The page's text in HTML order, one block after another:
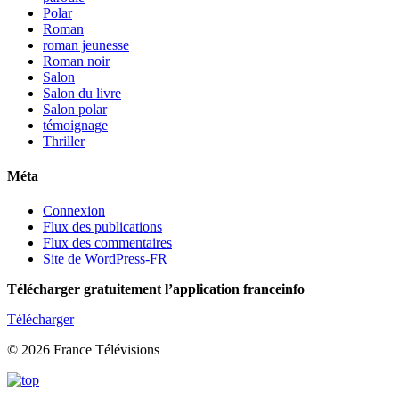
Polar
Roman
roman jeunesse
Roman noir
Salon
Salon du livre
Salon polar
témoignage
Thriller
Méta
Connexion
Flux des publications
Flux des commentaires
Site de WordPress-FR
Télécharger gratuitement l’application franceinfo
Télécharger
© 2026 France Télévisions